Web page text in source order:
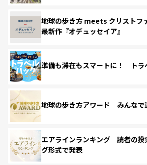
地球の歩き方 meets クリストフ
最新作『オデュッセイア』
準備も滞在もスマートに！ トラ
地球の歩き方アワード みんなで
エアラインランキング 読者の投
グ形式で発表